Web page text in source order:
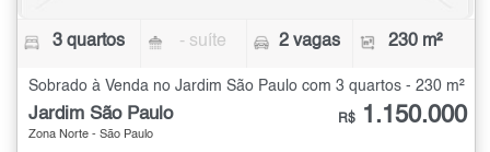
3 quartos - suíte 2 vagas 230 m²
Sobrado à Venda no Jardim São Paulo com 3 quartos - 230 m²
Jardim São Paulo
Zona Norte - São Paulo
R$ 1.150.000